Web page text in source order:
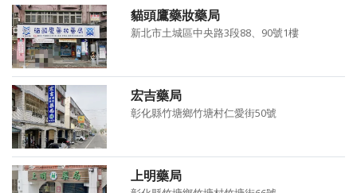
貓頭鷹藥妝藥局
新北市土城區中央路3段88、90號1樓
宏吉藥局
彰化縣竹塘鄉竹塘村仁愛街50號
上明藥局